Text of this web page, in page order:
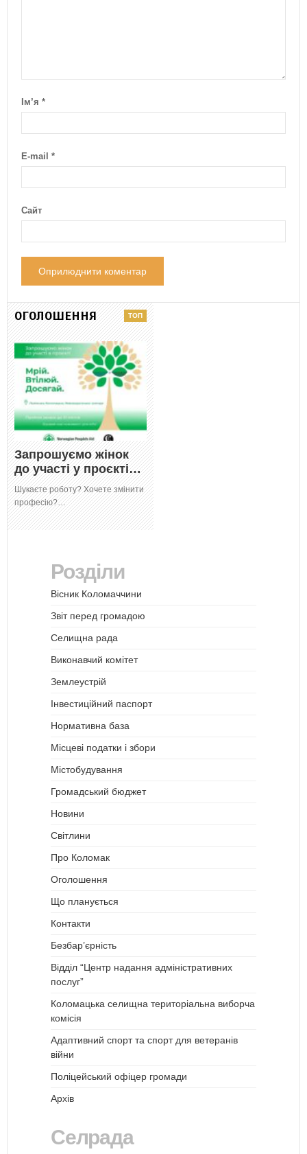
Ім’я *
E-mail *
Сайт
ОГОЛОШЕННЯ
Запрошуємо жінок
до участі у проєкті…
Шукаєте роботу? Хочете змінити
професію?…
Розділи
Вісник Коломаччини
Звіт перед громадою
Селищна рада
Виконавчий комітет
Землеустрій
Інвестиційний паспорт
Нормативна база
Місцеві податки і збори
Містобудування
Громадський бюджет
Новини
Світлини
Про Коломак
Оголошення
Що планується
Контакти
Безбар’єрність
Відділ “Центр надання адміністративних
послуг”
Коломацька селищна територіальна виборча
комісія
Адаптивний спорт та спорт для ветеранів
війни
Поліцейський офіцер громади
Архів
Селрада